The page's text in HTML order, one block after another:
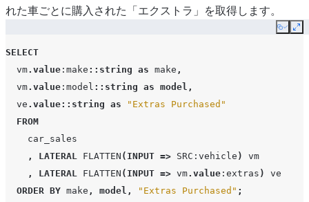
れた車ごとに購入された「エクストラ」を取得します。
Copy
SELECT
vm. value :make ::string as make ,
vm. value :model ::string as model ,
ve . value::string as
"Extras Purchased"
FROM
car_sales
,
LATERAL FLATTEN ( INPUT => SRC :vehicle )
vm
,
LATERAL FLATTEN ( INPUT => vm. value :extras )
ve
ORDER BY make , model , "Extras Purchased" ;